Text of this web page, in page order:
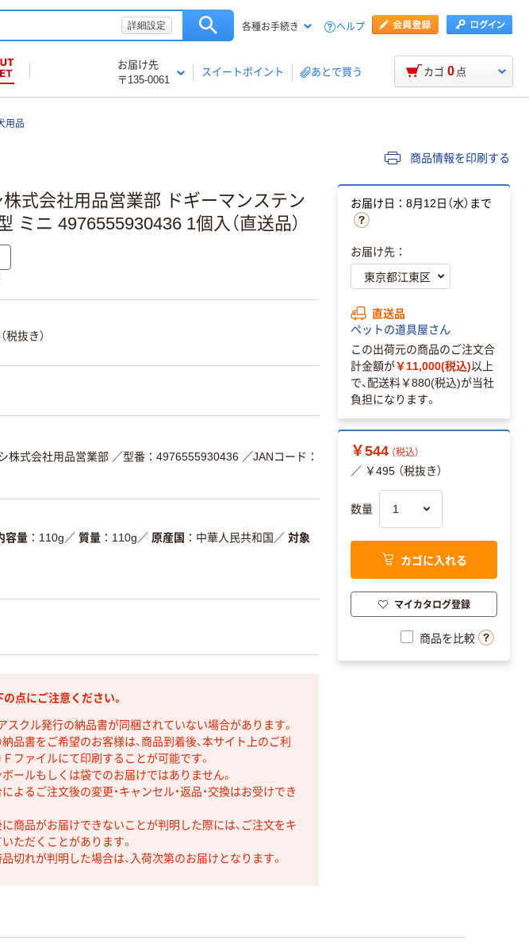
詳細設定 各種お手続き ヘルプ
お届け先
〒135-0061
スイートポイント あとで買う カゴ 0 点
用品
商品情報を印刷する
株式会社用品営業部 ドギーマンステン
ミニ 4976555930436 1個入（直送品）
税抜き）
株式会社用品営業部 ／型番：4976555930436 ／JANコード：
容量 110g ／ 質量 110g ／ 原産国 中華人民共和国 ／ 対象
点にご注意ください。
スクル発行の納品書が同梱されていない場合があります。
品書をご希望のお客様は、商品到着後、本サイト上のご利
ファイルにて印刷することが可能です。
ールもしくは袋でのお届けではありません。
よるご注文後の変更・キャンセル・返品・交換はお受けでき
商品がお届けできないことが判明した際には、ご注文をキ
ただくことがあります。
切れが判明した場合は、入荷次第のお届けとなります。
お届け日：8月12日（水）まで
お届け先：
直送品
ペットの道具屋さん
この出荷元の商品のご注文合
計金額が￥11,000(税込)以上
で、配送料￥880(税込)が当社
負担になります。
￥544 （税込）
／ ￥495 （税抜き）
数量
カゴに入れる
マイカタログ登録
商品を比較